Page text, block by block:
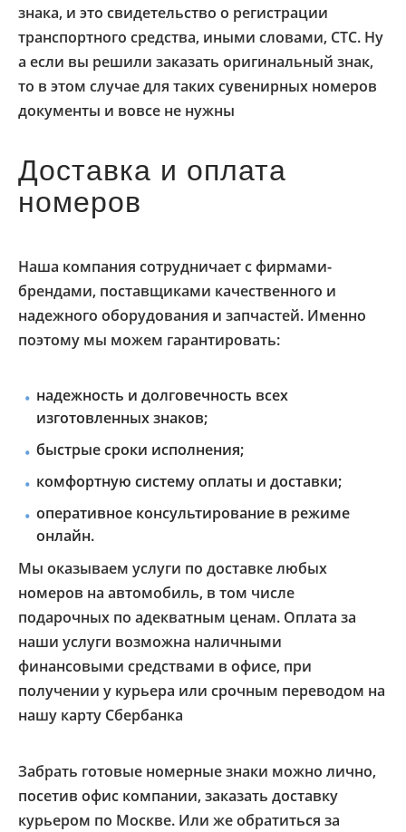
знака, и это свидетельство о регистрации
транспортного средства, иными словами, СТС. Ну
а если вы решили заказать оригинальный знак,
то в этом случае для таких сувенирных номеров
документы и вовсе не нужны
Доставка и оплата
номеров
Наша компания сотрудничает с фирмами-
брендами, поставщиками качественного и
надежного оборудования и запчастей. Именно
поэтому мы можем гарантировать:
надежность и долговечность всех
изготовленных знаков;
быстрые сроки исполнения;
комфортную систему оплаты и доставки;
оперативное консультирование в режиме
онлайн.
Мы оказываем услуги по доставке любых
номеров на автомобиль, в том числе
подарочных по адекватным ценам. Оплата за
наши услуги возможна наличными
финансовыми средствами в офисе, при
получении у курьера или срочным переводом на
нашу карту Сбербанка
Забрать готовые номерные знаки можно лично,
посетив офис компании, заказать доставку
курьером по Москве. Или же обратиться за